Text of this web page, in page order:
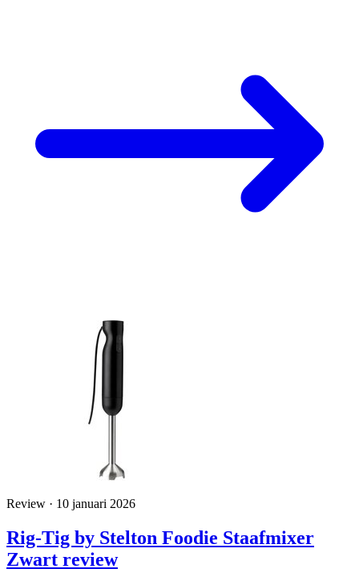
Review · 10 januari 2026
Rig-Tig by Stelton Foodie Staafmixer
Zwart review